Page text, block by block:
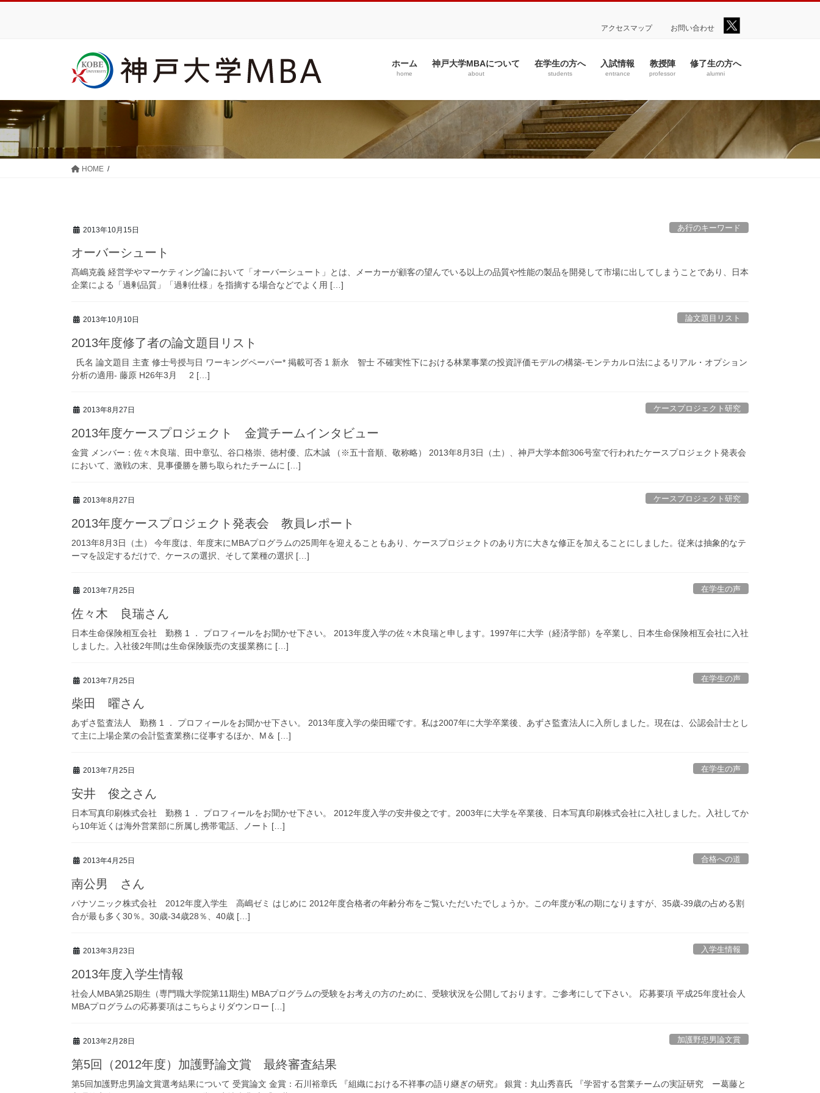
移
動
アクセスマップ お問い合わせ
ホーム
home
神戸大学MBAについて
about
在学生の方へ
students
入試情報
entrance
教授陣
professor
修了生の方へ
alumni
HOME
2013年10月15日 あ行のキーワード
オーバーシュート
髙嶋克義 経営学やマーケティング論において「オーバーシュート」とは、メーカーが顧客の望んでいる以上の品質や性能の製品を開発して市場に出してしまうことであり、日本
企業による「過剰品質」「過剰仕様」を指摘する場合などでよく用 […]
2013年10月10日 論文題目リスト
2013年度修了者の論文題目リスト
氏名 論文題目 主査 修士号授与日 ワーキングペーパー* 掲載可否 1 新永 智士 不確実性下における林業事業の投資評価モデルの構築-モンテカルロ法によるリアル・オプション
分析の適用- 藤原 H26年3月 2 […]
2013年8月27日 ケースプロジェクト研究
2013年度ケースプロジェクト 金賞チームインタビュー
金賞 メンバー：佐々木良瑞、田中章弘、谷口格崇、徳村優、広木誠 （※五十音順、敬称略） 2013年8月3日（土）、神戸大学本館306号室で行われたケースプロジェクト発表会
において、激戦の末、見事優勝を勝ち取られたチームに […]
2013年8月27日 ケースプロジェクト研究
2013年度ケースプロジェクト発表会 教員レポート
2013年8月3日（土） 今年度は、年度末にMBAプログラムの25周年を迎えることもあり、ケースプロジェクトのあり方に大きな修正を加えることにしました。従来は抽象的なテ
ーマを設定するだけで、ケースの選択、そして業種の選択 […]
2013年7月25日 在学生の声
佐々木 良瑞さん
日本生命保険相互会社 勤務 1 ． プロフィールをお聞かせ下さい。 2013年度入学の佐々木良瑞と申します。1997年に大学（経済学部）を卒業し、日本生命保険相互会社に入社
しました。入社後2年間は生命保険販売の支援業務に […]
2013年7月25日 在学生の声
柴田 曜さん
あずさ監査法人 勤務 1 ． プロフィールをお聞かせ下さい。 2013年度入学の柴田曜です。私は2007年に大学卒業後、あずさ監査法人に入所しました。現在は、公認会計士とし
て主に上場企業の会計監査業務に従事するほか、M＆ […]
2013年7月25日 在学生の声
安井 俊之さん
日本写真印刷株式会社 勤務 1 ． プロフィールをお聞かせ下さい。 2012年度入学の安井俊之です。2003年に大学を卒業後、日本写真印刷株式会社に入社しました。入社してか
ら10年近くは海外営業部に所属し携帯電話、ノート […]
2013年4月25日 合格への道
南公男 さん
パナソニック株式会社 2012年度入学生 高嶋ゼミ はじめに 2012年度合格者の年齢分布をご覧いただいたでしょうか。この年度が私の期になりますが、35歳-39歳の占める割
合が最も多く30％。30歳-34歳28％、40歳 […]
2013年3月23日 入学生情報
2013年度入学生情報
社会人MBA第25期生（専門職大学院第11期生) MBAプログラムの受験をお考えの方のために、受験状況を公開しております。ご参考にして下さい。 応募要項 平成25年度社会人
MBAプログラムの応募要項はこちらよりダウンロー […]
2013年2月28日 加護野忠男論文賞
第5回（2012年度）加護野論文賞 最終審査結果
第5回加護野忠男論文賞選考結果について 受賞論文 金賞：石川裕章氏 『組織における不祥事の語り継ぎの研究』 銀賞：丸山秀喜氏 『学習する営業チームの実証研究 ー葛藤と